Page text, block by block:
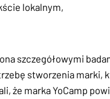
lokalnym,
szczegółowymi
stworzenia marki,
że marka YoCamp